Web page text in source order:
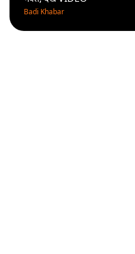
Badi Khabar